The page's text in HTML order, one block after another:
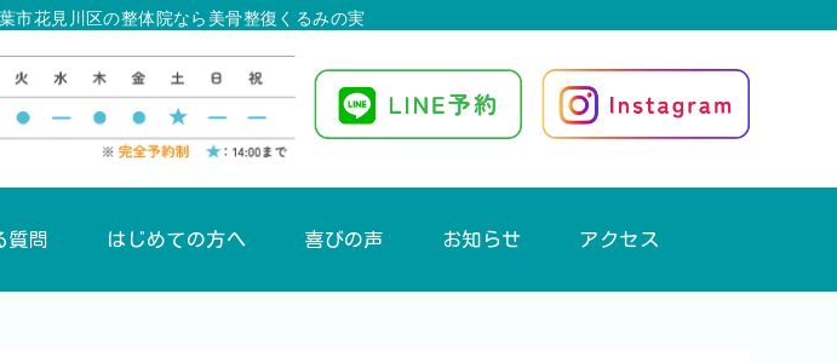
市花見川区の整体院なら美骨整復くるみの実
質問 はじめての方へ 喜びの声 お知らせ アクセス